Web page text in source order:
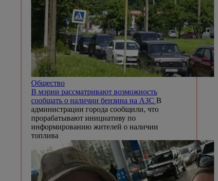
Общество
В мэрии рассматривают возможность
сообщать о наличии бензина на АЗС В
администрации города сообщили, что
прорабатывают инициативу по
информированию жителей о наличии
топлива